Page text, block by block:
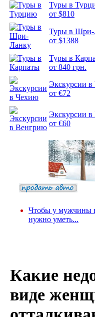
Туры в
от $810
Туры в Шри-
от $1388
Туры в
от 840 грн.
Экскурсии
от €72
Экскурсии
от €60
Чтобы у мужчины
нужно уметь...
Какие
виде